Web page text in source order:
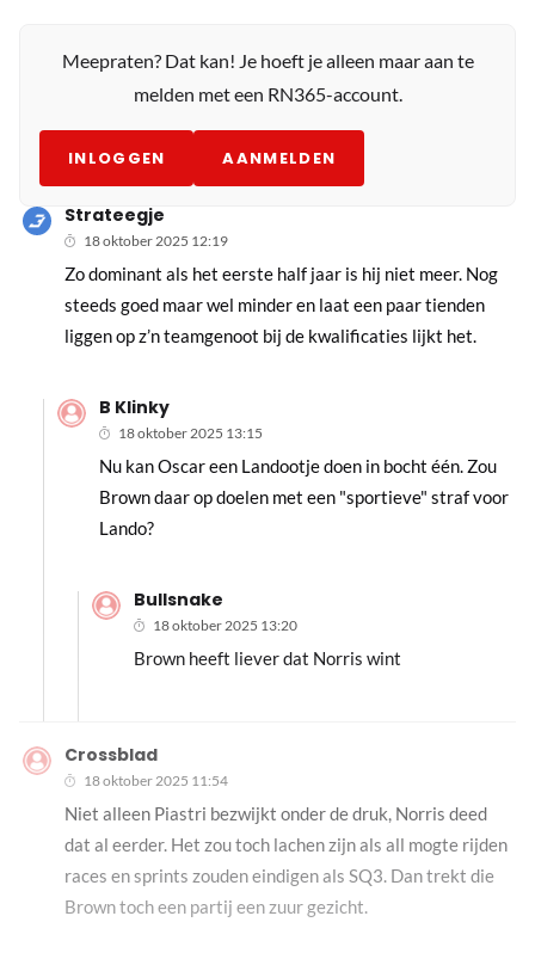
Meepraten? Dat kan! Je hoeft je alleen maar aan te
melden met een RN365-account.
INLOGGEN AANMELDEN
Crossblad
18 oktober 2025 11:54
Niet alleen Piastri bezwijkt onder de druk, Norris deed
dat al eerder. Het zou toch lachen zijn als all mogte rijden
races en sprints zouden eindigen als SQ3. Dan trekt die
Brown toch een partij een zuur gezicht.
Strateegje
18 oktober 2025 12:19
Zo dominant als het eerste half jaar is hij niet meer. Nog
steeds goed maar wel minder en laat een paar tienden
liggen op z’n teamgenoot bij de kwalificaties lijkt het.
B Klinky
18 oktober 2025 13:15
Nu kan Oscar een Landootje doen in bocht één. Zou
Brown daar op doelen met een "sportieve" straf voor
Lando?
Bullsnake
18 oktober 2025 13:20
Brown heeft liever dat Norris wint